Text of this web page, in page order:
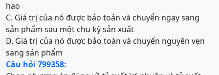
hao
C. Giá trị của nó được bảo toản và chuyển ngay sang
sản phẩm sau một chu kỳ sản xuất
D. Giá trị của nó được bảo toàn và chuyển nguyên vẹn
sang sản phẩm
Câu hỏi 799358: